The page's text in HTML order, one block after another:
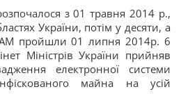
з 01 травня 2014 р.,
України, потім у десяти, а
пройшли 01 липня 2014р. 6
Міністрів України прийняв
електронної системи
майна на усій